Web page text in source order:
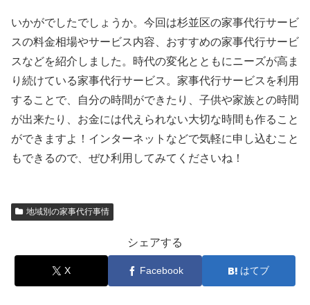
いかがでしたでしょうか。今回は杉並区の家事代行サービ
スの料金相場やサービス内容、おすすめの家事代行サービ
スなどを紹介しました。時代の変化とともにニーズが高ま
り続けている家事代行サービス。家事代行サービスを利用
することで、自分の時間ができたり、子供や家族との時間
が出来たり、お金には代えられない大切な時間も作ること
ができますよ！インターネットなどで気軽に申し込むこと
もできるので、ぜひ利用してみてくださいね！
地域別の家事代行事情
シェアする
X Facebook はてブ